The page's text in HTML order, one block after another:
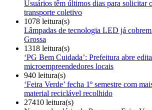
Usuários têm últimos dias para solicitar
transporte coletivo
1078 leitura(s)
Lâmpadas de tecnologia LED já
Grossa
1318 leitura(s)
‘PG Bem Cuidada’: Prefeitura abre
microempreendedores locais
940 leitura(s)
‘Feira Verde’ fecha 1º semestre com
material reciclável recolhido
27410 leitura(s)